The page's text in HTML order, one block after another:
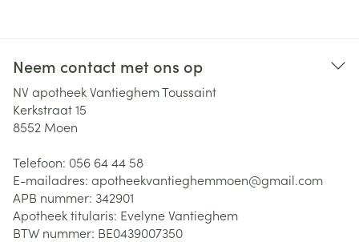
Neem contact met ons op
NV apotheek Vantieghem Toussaint
Kerkstraat 15
8552 Moen
Telefoon: 056 64 44 58
E-mailadres: apotheekvantieghemmoen@gmail.com
APB nummer: 342901
Apotheek titularis: Evelyne Vantieghem
BTW nummer: BE0439007350